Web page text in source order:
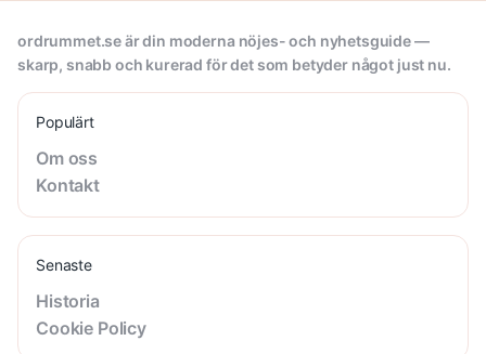
ordrummet.se är din moderna nöjes- och nyhetsguide —
skarp, snabb och kurerad för det som betyder något just nu.
Populärt
Om oss
Kontakt
Senaste
Historia
Cookie Policy